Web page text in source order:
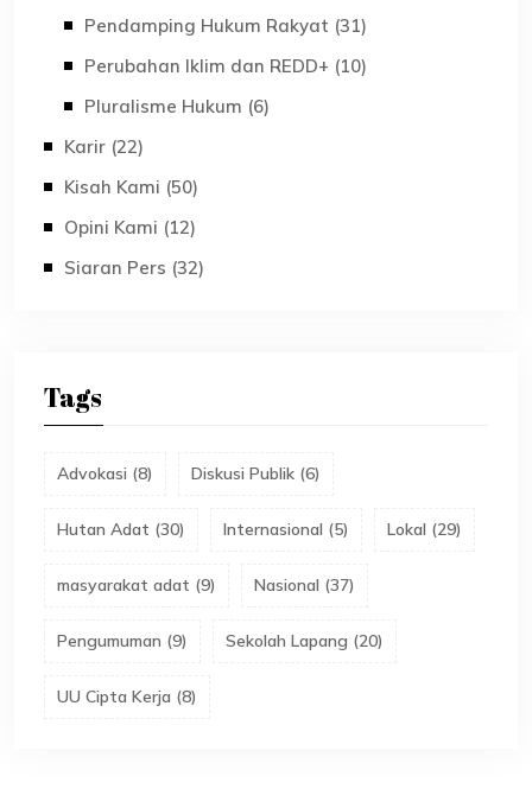
Pendamping Hukum Rakyat (31)
Perubahan Iklim dan REDD+ (10)
Pluralisme Hukum (6)
Karir (22)
Kisah Kami (50)
Opini Kami (12)
Siaran Pers (32)
Tags
Advokasi (8) Diskusi Publik (6)
Hutan Adat (30) Internasional (5) Lokal (29)
masyarakat adat (9) Nasional (37)
Pengumuman (9) Sekolah Lapang (20)
UU Cipta Kerja (8)